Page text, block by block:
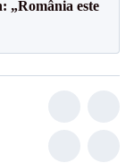
„România este